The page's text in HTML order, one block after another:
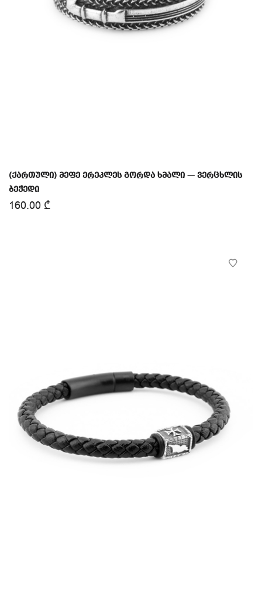
(ქართული) მეფე ერეკლეს გორდა ხმალი — ვერცხლის
ბეჭედი
160.00 ₾